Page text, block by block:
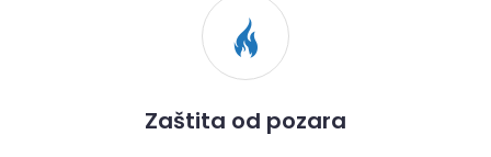
Zaštita od pozara